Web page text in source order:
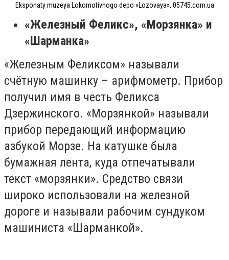
Eksponaty muzeya Lokomotivnogo depo «Lozovaya», 05745.com.ua
«Железный Феликс», «Морзянка» и
«Шарманка»
«Железным Феликсом» называли
счётную машинку – арифмометр. Прибор
получил имя в честь Феликса
Дзержинского. «Морзянкой» называли
прибор передающий информацию
азбукой Морзе. На катушке была
бумажная лента, куда отпечатывали
текст «морзянки». Средство связи
широко использовали на железной
дороге и называли рабочим сундуком
машиниста «Шарманкой».